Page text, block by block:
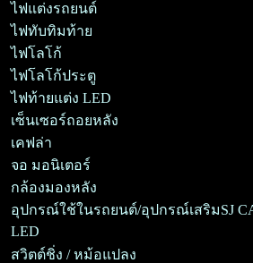
ไฟแต่งรถยนต์
ไฟทับทิมท้าย
ไฟโลโก้
ไฟโลโก้ประตู
ไฟท้ายแต่ง LED
เซ็นเซอร์ถอยหลัง
เคฟล่า
จอ มอนิเตอร์
กล้องมองหลัง
อุปกรณ์ใช้ในรถยนต์/อุปกรณ์เสริมSJ
LED
สวิตต์ชิ่ง / หม้อแปลง